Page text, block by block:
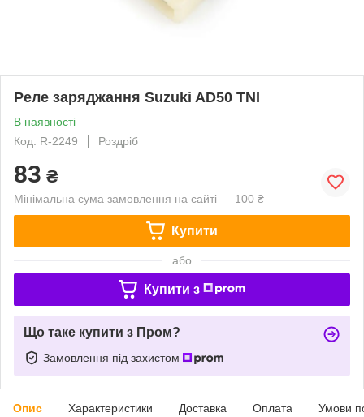
Реле заряджання Suzuki AD50 TNI
В наявності
Код: R-2249
Роздріб
83 ₴
Мінімальна сума замовлення на сайті — 100 ₴
Купити
або
Купити з
Що таке купити з Пром?
Замовлення під захистом
Опис Характеристики Доставка Оплата Умови